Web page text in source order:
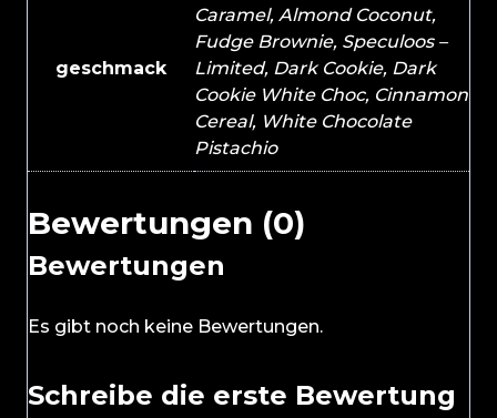
geschmack
Caramel, Almond Coconut,
Fudge Brownie, Speculoos –
Limited, Dark Cookie, Dark
Cookie White Choc, Cinnamon
Cereal, White Chocolate
Pistachio
Bewertungen (0)
Bewertungen
Es gibt noch keine Bewertungen.
Schreibe die erste Bewertung